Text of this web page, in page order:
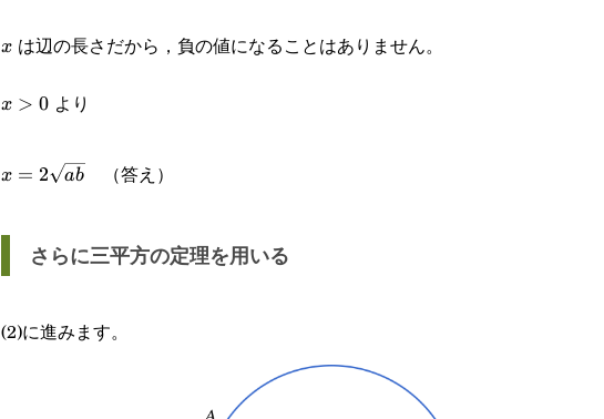
x
x は辺の長さだから，負の値になることはありません。
x>0
x > 0より
x=2\sqrt{ab}
x = 2 ab （答え）
さらに三平方の定理を用いる
(2)に進みます。